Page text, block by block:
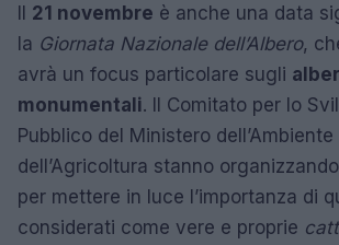
Il 21 novembre è anche una data
la Giornata Nazionale dell’Albero,
avrà un focus particolare sugli
monumentali. Il Comitato per lo
Pubblico del Ministero
dell’Agricoltura stanno
per mettere in luce l’importanza di
considerati come vere e proprie